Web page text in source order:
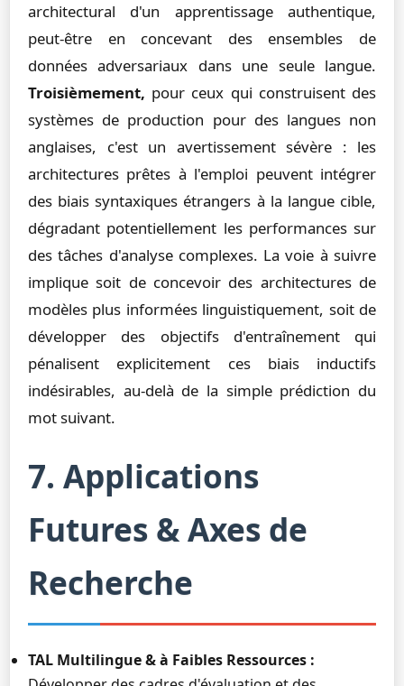
architectural d'un apprentissage authentique,
peut-être en concevant des ensembles de
données adversariaux dans une seule langue.
Troisièmement, pour ceux qui construisent des
systèmes de production pour des langues non
anglaises, c'est un avertissement sévère : les
architectures prêtes à l'emploi peuvent intégrer
des biais syntaxiques étrangers à la langue cible,
dégradant potentiellement les performances sur
des tâches d'analyse complexes. La voie à suivre
implique soit de concevoir des architectures de
modèles plus informées linguistiquement, soit de
développer des objectifs d'entraînement qui
pénalisent explicitement ces biais inductifs
indésirables, au-delà de la simple prédiction du
mot suivant.
7. Applications
Futures & Axes de
Recherche
TAL Multilingue & à Faibles Ressources :